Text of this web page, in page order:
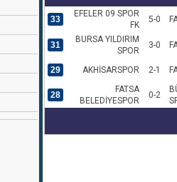
33
EFELER 09 SPOR
FK
5-0
31
BURSA YILDIRIM
SPOR
3-0
29 AKHİSARSPOR 2-1
28
FATSA
BELEDİYESPOR
0-2